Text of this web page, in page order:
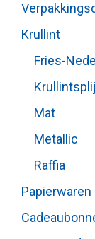
Krullint
Fries-
Mat
Metallic
Raffia
Papierwaren